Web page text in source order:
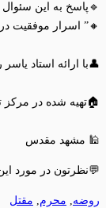
🔹پاسخ به این سئوال
🔸” اسرار موفقیت
👤با ارائه استاد
🏠تهیه شده در مرکز
🕌 مشهد مقدس
💬نظرتون در مورد
روضه, محرم, مقتل